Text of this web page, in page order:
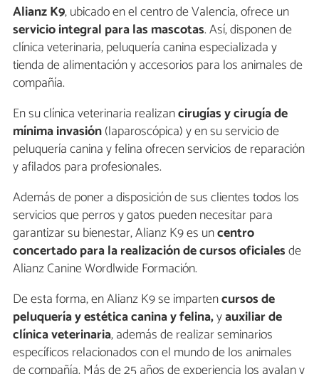
Alianz K9, ubicado en el centro de Valencia, ofrece un
servicio integral para las mascotas. Así, disponen de
clínica veterinaria, peluquería canina especializada y
tienda de alimentación y accesorios para los animales de
compañía.
En su clínica veterinaria realizancirugías y cirugía de
mínima invasión(laparoscópica) y en su servicio de
peluquería canina y felina ofrecen servicios de reparación
y afilados para profesionales.
Además de poner a disposición de sus clientes todos los
servicios que perros y gatos pueden necesitar para
garantizar su bienestar, Alianz K9 es uncentro
concertado para la realización de cursos oficialesde
Alianz Canine Wordlwide Formación.
De esta forma, en Alianz K9 se impartencursos de
peluquería y estética canina y felina,yauxiliar de
clínica veterinaria, además de realizar seminarios
específicos relacionados con el mundo de los animales